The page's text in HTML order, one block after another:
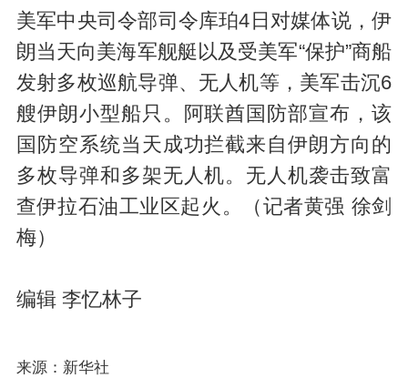
美军中央司令部司令库珀4日对媒体说，伊
朗当天向美海军舰艇以及受美军“保护”商船
发射多枚巡航导弹、无人机等，美军击沉6
艘伊朗小型船只。阿联酋国防部宣布，该
国防空系统当天成功拦截来自伊朗方向的
多枚导弹和多架无人机。无人机袭击致富
查伊拉石油工业区起火。（记者黄强 徐剑
梅）
编辑 李忆林子
来源：新华社